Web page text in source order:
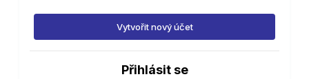
Vytvořit nový účet
Přihlásit se